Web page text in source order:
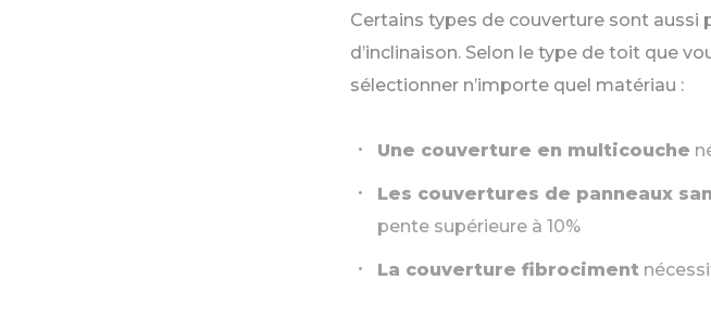
Certains types de couverture sont
d’inclinaison. Selon le type de toit que
sélectionner n’importe quel matériau :
Une couverture en multicouche
Les couvertures de panneaux
pente supérieure à 10%
La couverture fibrociment